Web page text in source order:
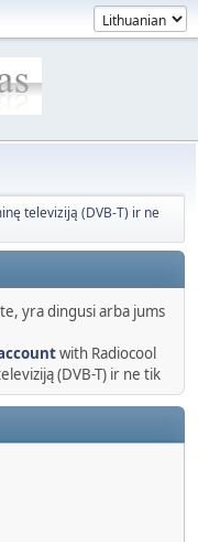
televiziją (DVB-T) ir ne
yra dingusi arba jums
with Radiocool
(DVB-T) ir ne tik